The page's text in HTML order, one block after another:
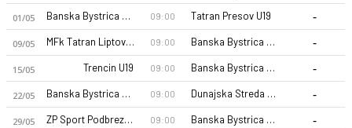
01/05 Banska Bystrica U19 09:00 Tatran Presov U19 -
09/05 MFk Tatran Liptovsky Mikulas U19 09:00 Banska Bystrica U19 -
15/05 Trencin U19 09:00 Banska Bystrica U19 -
22/05 Banska Bystrica U19 09:00 Dunajska Streda U19 -
29/05 ZP Sport Podbrezova U19 09:00 Banska Bystrica U19 -